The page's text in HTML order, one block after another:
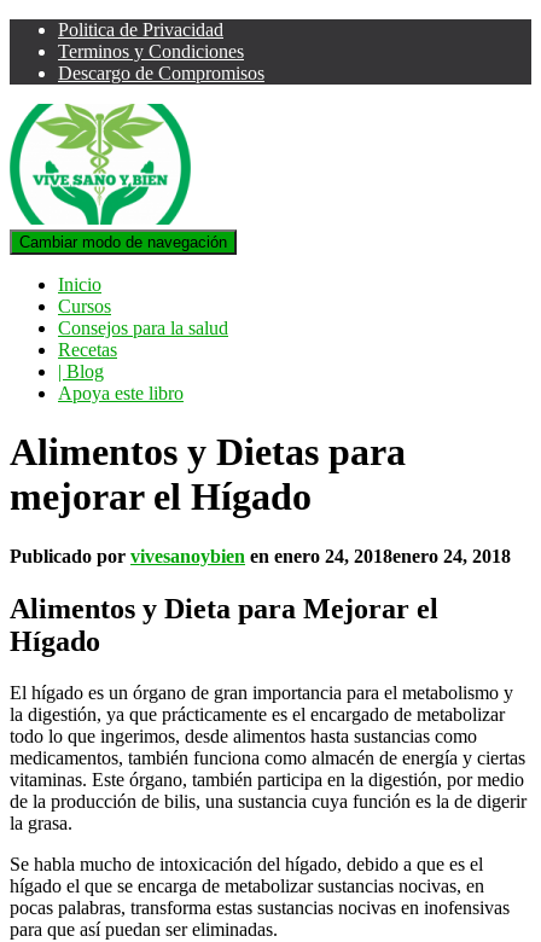
Politica de Privacidad
Terminos y Condiciones
Descargo de Compromisos
Cambiar modo de navegación
Inicio
Cursos
Consejos para la salud
Recetas
| Blog
Apoya este libro
Alimentos y Dietas para
mejorar el Hígado
Publicado por vivesanoybien en enero 24, 2018enero 24, 2018
Alimentos y Dieta para Mejorar el
Hígado
El hígado es un órgano de gran importancia para el metabolismo y
la digestión, ya que prácticamente es el encargado de metabolizar
todo lo que ingerimos, desde alimentos hasta sustancias como
medicamentos, también funciona como almacén de energía y ciertas
vitaminas. Este órgano, también participa en la digestión, por medio
de la producción de bilis, una sustancia cuya función es la de digerir
la grasa.
Se habla mucho de intoxicación del hígado, debido a que es el
hígado el que se encarga de metabolizar sustancias nocivas, en
pocas palabras, transforma estas sustancias nocivas en inofensivas
para que así puedan ser eliminadas.